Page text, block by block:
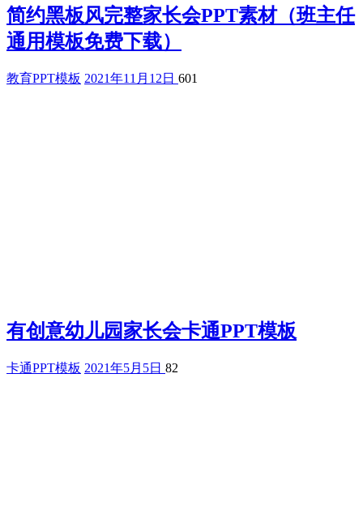
简约黑板风完整家长会PPT素材（班主任
通用模板免费下载）
教育PPT模板 2021年11月12日 601
有创意幼儿园家长会卡通PPT模板
卡通PPT模板 2021年5月5日 82